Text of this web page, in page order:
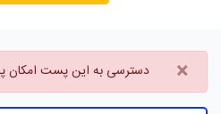
× دسترسی به این پست امکان